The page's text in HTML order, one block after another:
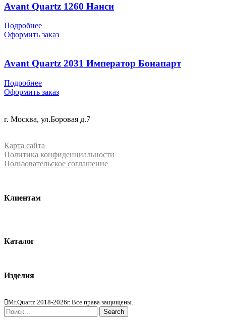
Avant Quartz 1260 Нанси
Подробнее
Оформить заказ
Avant Quartz 2031 Император Бонапарт
Подробнее
Оформить заказ
г. Москва, ул.Боровая д.7
Карта сайта
Политика конфиденциальности
Пользовательское соглашение
Клиентам
Каталог
Изделия
Mr.Quartz 2018-2026г. Все права защищены.
Search